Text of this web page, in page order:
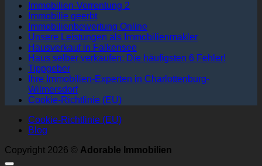
Immobilien-Verrentung 2
Immobilie geerbt
Immobilienbewertung Online
Unsere Leistungen als Immobilienmakler
Hausverkauf in Falkensee
Haus selber verkaufen: Die häufigsten 6 Fehler!
Tippgeber
Ihre Immobilien-Experten in Charlottenburg-
Wilmersdorf
Cookie-Richtlinie (EU)
Cookie-Richtlinie (EU)
Blog
Copyright 2026 © Adorable Immobilien